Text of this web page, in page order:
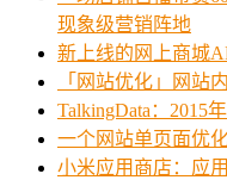
现象级营销阵地
新上线的网上商城
「网站优化」网站
TalkingData：2015
一个网站单页面优
小米应用商店：应